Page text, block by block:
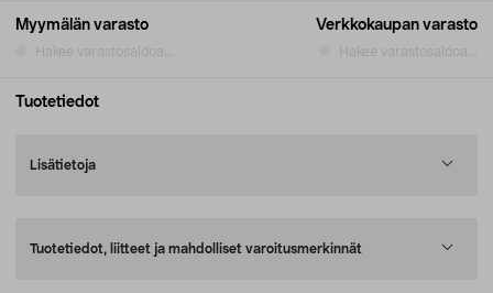
Myymälän varasto
Hakee varastosaldoa...
Verkkokaupan varasto
Hakee varastosaldoa...
Tuotetiedot
Lisätietoja
Tuotetiedot, liitteet ja mahdolliset varoitusmerkinnät